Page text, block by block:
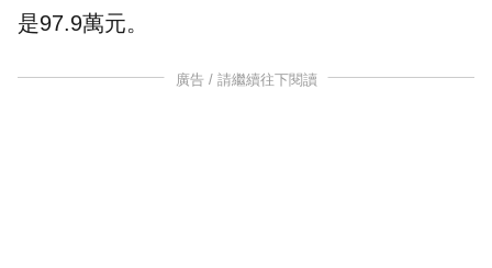
是97.9萬元。
廣告 / 請繼續往下閱讀